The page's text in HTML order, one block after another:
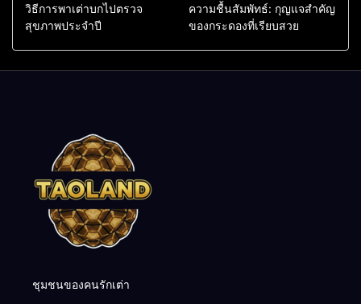
วิธีการพาเต่าบกไปตรวจ
สุขภาพประจำปี
ความชื้นสัมพัทธ์: กุญแจสำคัญ
ของกระดองที่เรียบสวย
ชุมชนของคนรักเต่า